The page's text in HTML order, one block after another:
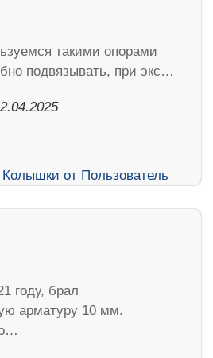
такими опорами
подвязывать, при экс…
году, брал
арматуру 10 мм.